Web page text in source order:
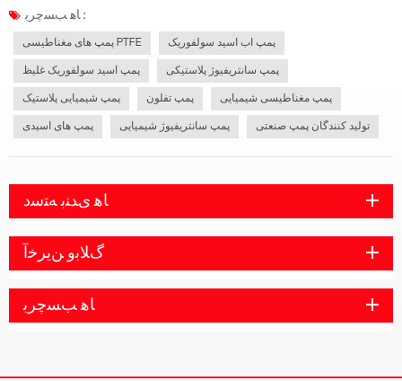
ﺎﻫ ﺐﺴﭼﺮﺑ :
پمپ های مغناطیسی PTFE پمپ اب اسید سولفوریک
پمپ اسید سولفوریک غلیظ پمپ سانتریفیوژ پلاستیکی
پمپ شیمیایی پلاستیک پمپ تفلون پمپ مغناطیسی شیمیایی
پمپ های اسیدی پمپ سانتریفیوژ شیمیایی تولید کنندگان پمپ صنعتی
ﺎﻫ ﯼﺪﻨﺑ ﻪﺘﺳﺩ
ﮒﻼ ﺑﻭ ﻦﯾﺮﺧﺁ
ﺎﻫ ﺐﺴﭼﺮﺑ